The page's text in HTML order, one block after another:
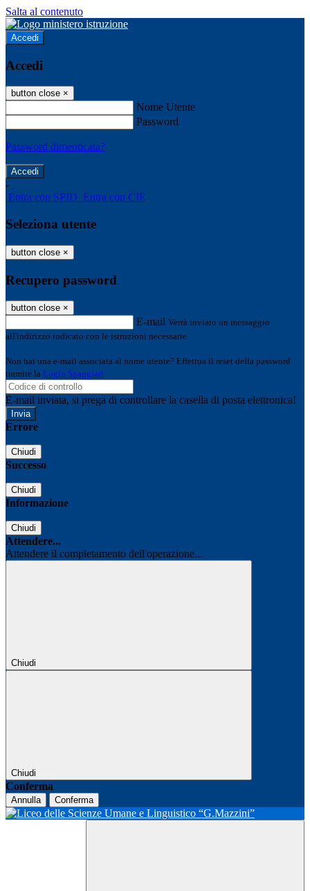
Salta al contenuto
Accedi
Accedi
button close ×
Nome Utente
Password
Password dimenticata?
-
Entra con SPID Entra con CIE
Seleziona utente
button close ×
Recupero password
button close ×
E-mail Verrà inviato un messaggio
all'indirizzo indicato con le istruzioni necessarie.
Non hai una e-mail associata al nome utente? Effettua il reset della password
tramite la Login Spaggiari
E-mail inviata, si prega di controllare la casella di posta elettronica!
Errore
Chiudi
Successo
Chiudi
Informazione
Chiudi
Attendere...
Attendere il completamento dell'operazione...
Chiudi
Chiudi
Conferma
Annulla Conferma